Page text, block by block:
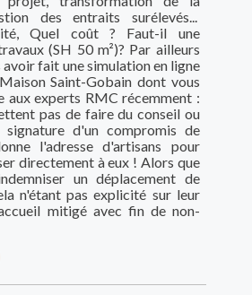
des entraits surélevés...
Quel coût ? Faut-il une
(SH 50 m²)? Par ailleurs
fait une simulation en ligne
Saint-Gobain dont vous
aux experts RMC récemment :
pas de faire du conseil ou
d'un compromis de
l'adresse d'artisans pour
directement à eux ! Alors que
un déplacement de
n'étant pas explicité sur leur
mitigé avec fin de non-